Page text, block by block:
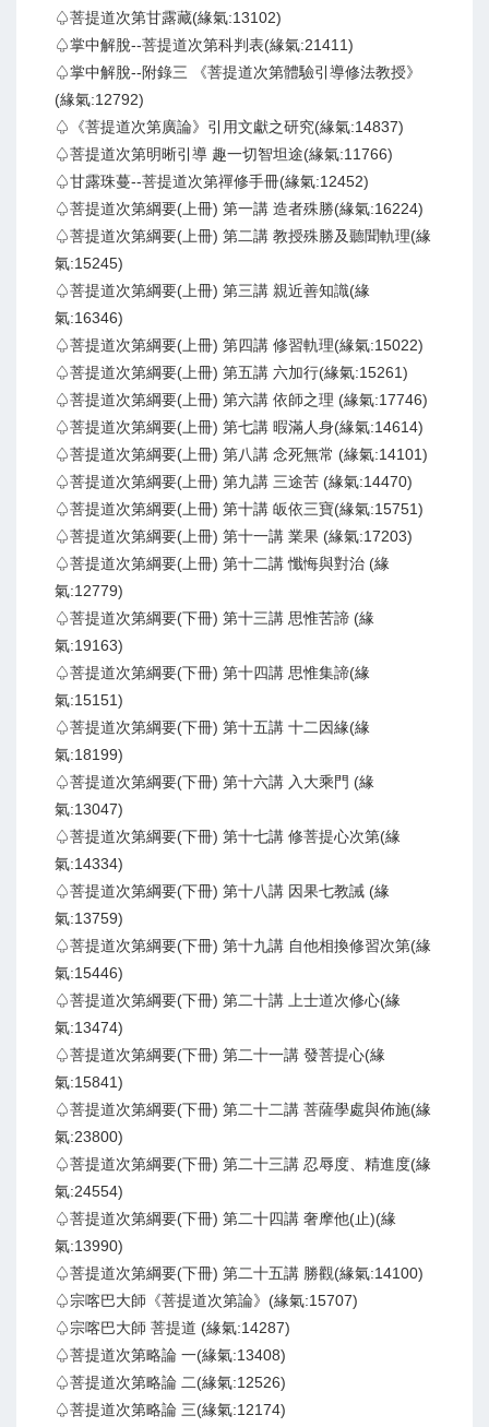
♤菩提道次第甘露藏(緣氣:13102)
♤掌中解脫--菩提道次第科判表(緣氣:21411)
♤掌中解脫--附錄三 《菩提道次第體驗引導修法教授》
(緣氣:12792)
♤《菩提道次第廣論》引用文獻之研究(緣氣:14837)
♤菩提道次第明晰引導 趣一切智坦途(緣氣:11766)
♤甘露珠蔓--菩提道次第禪修手冊(緣氣:12452)
♤菩提道次第綱要(上冊) 第一講 造者殊勝(緣氣:16224)
♤菩提道次第綱要(上冊) 第二講 教授殊勝及聽聞軌理(緣
氣:15245)
♤菩提道次第綱要(上冊) 第三講 親近善知識(緣
氣:16346)
♤菩提道次第綱要(上冊) 第四講 修習軌理(緣氣:15022)
♤菩提道次第綱要(上冊) 第五講 六加行(緣氣:15261)
♤菩提道次第綱要(上冊) 第六講 依師之理 (緣氣:17746)
♤菩提道次第綱要(上冊) 第七講 暇滿人身(緣氣:14614)
♤菩提道次第綱要(上冊) 第八講 念死無常 (緣氣:14101)
♤菩提道次第綱要(上冊) 第九講 三途苦 (緣氣:14470)
♤菩提道次第綱要(上冊) 第十講 皈依三寶(緣氣:15751)
♤菩提道次第綱要(上冊) 第十一講 業果 (緣氣:17203)
♤菩提道次第綱要(上冊) 第十二講 懺悔與對治 (緣
氣:12779)
♤菩提道次第綱要(下冊) 第十三講 思惟苦諦 (緣
氣:19163)
♤菩提道次第綱要(下冊) 第十四講 思惟集諦(緣
氣:15151)
♤菩提道次第綱要(下冊) 第十五講 十二因緣(緣
氣:18199)
♤菩提道次第綱要(下冊) 第十六講 入大乘門 (緣
氣:13047)
♤菩提道次第綱要(下冊) 第十七講 修菩提心次第(緣
氣:14334)
♤菩提道次第綱要(下冊) 第十八講 因果七教誡 (緣
氣:13759)
♤菩提道次第綱要(下冊) 第十九講 自他相換修習次第(緣
氣:15446)
♤菩提道次第綱要(下冊) 第二十講 上士道次修心(緣
氣:13474)
♤菩提道次第綱要(下冊) 第二十一講 發菩提心(緣
氣:15841)
♤菩提道次第綱要(下冊) 第二十二講 菩薩學處與佈施(緣
氣:23800)
♤菩提道次第綱要(下冊) 第二十三講 忍辱度、精進度(緣
氣:24554)
♤菩提道次第綱要(下冊) 第二十四講 奢摩他(止)(緣
氣:13990)
♤菩提道次第綱要(下冊) 第二十五講 勝觀(緣氣:14100)
♤宗喀巴大師《菩提道次第論》(緣氣:15707)
♤宗喀巴大師 菩提道 (緣氣:14287)
♤菩提道次第略論 一(緣氣:13408)
♤菩提道次第略論 二(緣氣:12526)
♤菩提道次第略論 三(緣氣:12174)